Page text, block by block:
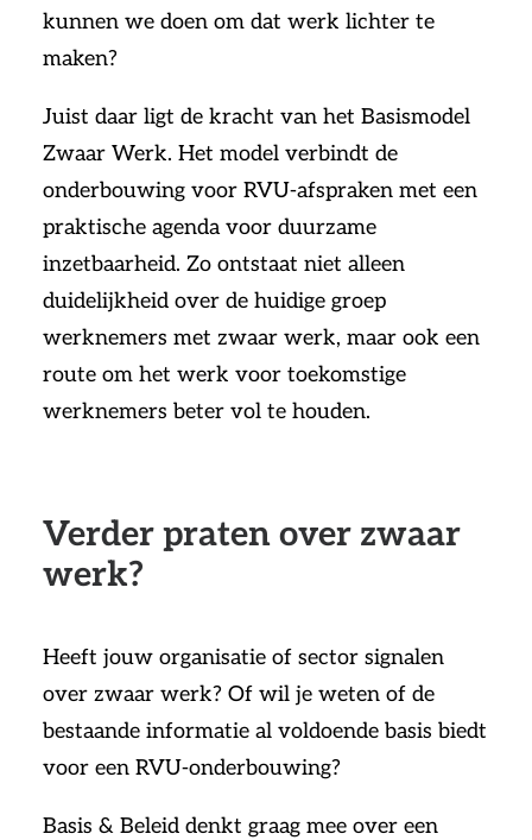
kunnen we doen om dat werk lichter te
maken?
Juist daar ligt de kracht van het Basismodel
Zwaar Werk. Het model verbindt de
onderbouwing voor RVU-afspraken met een
praktische agenda voor duurzame
inzetbaarheid. Zo ontstaat niet alleen
duidelijkheid over de huidige groep
werknemers met zwaar werk, maar ook een
route om het werk voor toekomstige
werknemers beter vol te houden.
Verder praten over zwaar
werk?
Heeft jouw organisatie of sector signalen
over zwaar werk? Of wil je weten of de
bestaande informatie al voldoende basis biedt
voor een RVU-onderbouwing?
Basis & Beleid denkt graag mee over een